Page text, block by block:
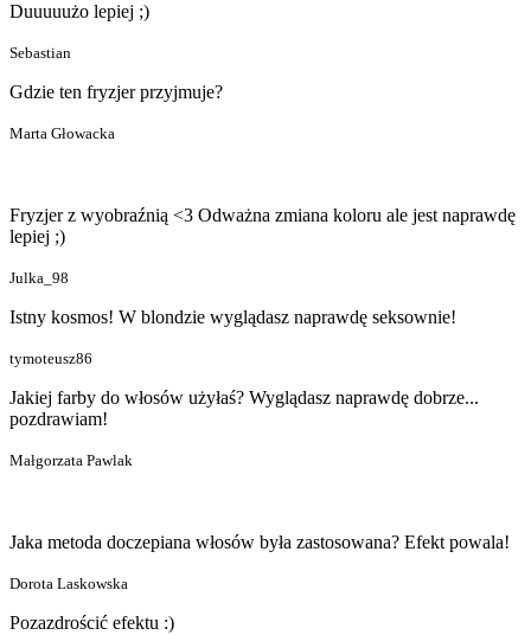
Duuuuużo lepiej ;)
Sebastian
Gdzie ten fryzjer przyjmuje?
Marta Głowacka
Fryzjer z wyobraźnią <3 Odważna zmiana koloru ale jest naprawdę
lepiej ;)
Julka_98
Istny kosmos! W blondzie wyglądasz naprawdę seksownie!
tymoteusz86
Jakiej farby do włosów użyłaś? Wyglądasz naprawdę dobrze...
pozdrawiam!
Małgorzata Pawlak
Jaka metoda doczepiana włosów była zastosowana? Efekt powala!
Dorota Laskowska
Pozazdrościć efektu :)